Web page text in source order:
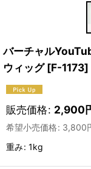
バーチャル
ウィッグ [F-1173]
販売価格: 2,900
希望小売価格: 3,800
重み: 1kg